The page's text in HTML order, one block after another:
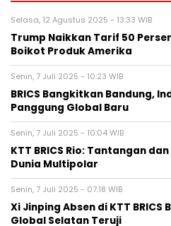
Selasa, 12 Agustus 2025 - 13:33 WIB
Trump Naikkan Tarif 50
Boikot Produk Amerika
Senin, 7 Juli 2025 - 10:23 WIB
BRICS Bangkitkan Bandung,
Panggung Global Baru
Senin, 7 Juli 2025 - 10:04 WIB
KTT BRICS Rio: Tantangan
Dunia Multipolar
Senin, 7 Juli 2025 - 07:18 WIB
Xi Jinping Absen di KTT
Global Selatan Teruji